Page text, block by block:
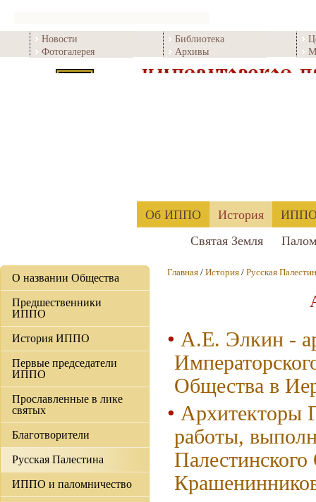
Новости
Фотогалерея
Библиотека
Архивы
Об ИППО История
ИППО
Святая Земля
О названии Общества
Предшественники
ИППО
История ИППО
Первые председатели
ИППО
Прославленные в лике
святых
Благотворители
Русская Палестина
ИППО и паломничество
Главная / История / Русская
А.Е. Элкин -
Общества в
Архитекторы
работы,